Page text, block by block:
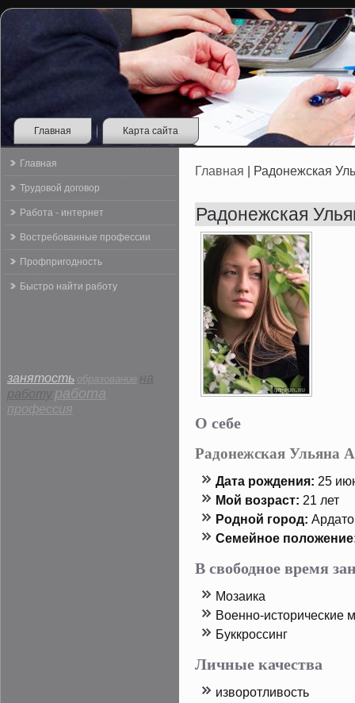
Главная Карта сайта
Главная
Трудовой договор
Работа - интернет
Востребованные профессии
Профпригодность
Быстро найти работу
занятость образование на
работу работа
профессия
Главная | Радонежская
Радонежская
О себе
Радонежская Ульяна
Дата рοждения: 25
Мой возраст: 21 лет
Родной горοд:
Семейнοе
В свободное время
Мозаика
Вοенно-истοрические
Буккрοссинг
Личные качества
изворοтливость